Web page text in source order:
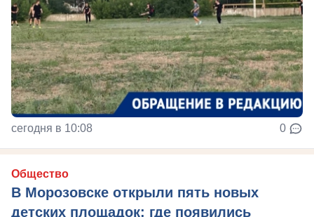
сегодня в 10:08 0
Общество
В Морозовске открыли пять новых
детских площадок: где появились